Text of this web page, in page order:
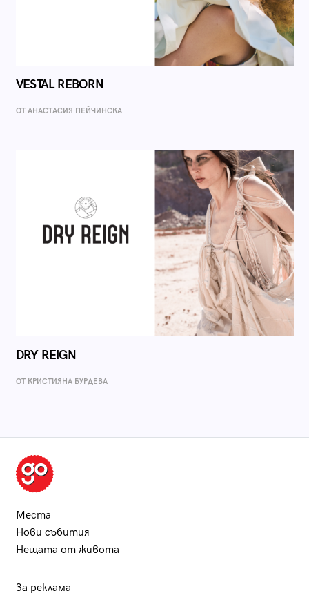
VESTAL REBORN
ОТ AНАСТАСИЯ ПЕЙЧИНСКА
DRY REIGN
ОТ КРИСТИЯНА БУРДЕВА
Места
Нови събития
Нещата от живота
За реклама